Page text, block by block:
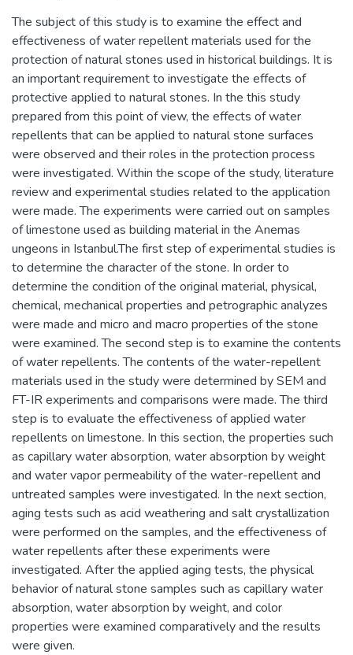
The subject of this study is to examine the effect and
effectiveness of water repellent materials used for the
protection of natural stones used in historical buildings. It is
an important requirement to investigate the effects of
protective applied to natural stones. In the this study
prepared from this point of view, the effects of water
repellents that can be applied to natural stone surfaces
were observed and their roles in the protection process
were investigated. Within the scope of the study, literature
review and experimental studies related to the application
were made. The experiments were carried out on samples
of limestone used as building material in the Anemas
ungeons in Istanbul.The first step of experimental studies is
to determine the character of the stone. In order to
determine the condition of the original material, physical,
chemical, mechanical properties and petrographic analyzes
were made and micro and macro properties of the stone
were examined. The second step is to examine the contents
of water repellents. The contents of the water-repellent
materials used in the study were determined by SEM and
FT-IR experiments and comparisons were made. The third
step is to evaluate the effectiveness of applied water
repellents on limestone. In this section, the properties such
as capillary water absorption, water absorption by weight
and water vapor permeability of the water-repellent and
untreated samples were investigated. In the next section,
aging tests such as acid weathering and salt crystallization
were performed on the samples, and the effectiveness of
water repellents after these experiments were
investigated. After the applied aging tests, the physical
behavior of natural stone samples such as capillary water
absorption, water absorption by weight, and color
properties were examined comparatively and the results
were given.